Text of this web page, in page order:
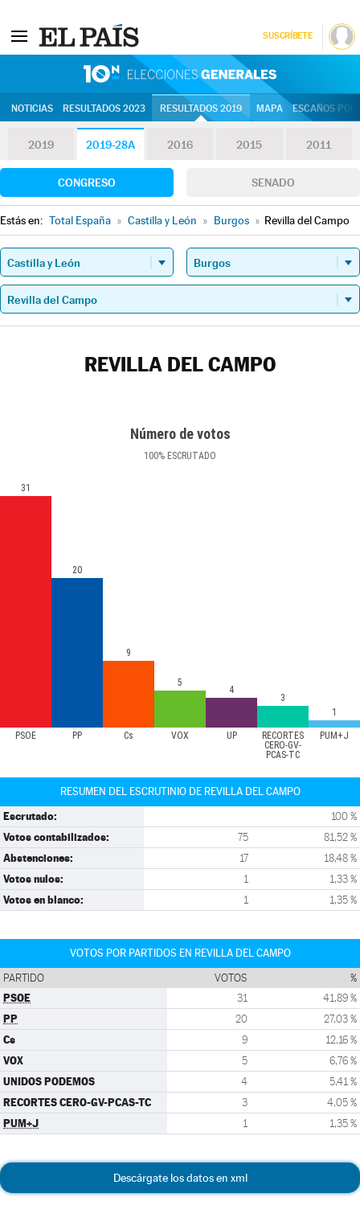
SUSCRÍBETE
NOTICIAS RESULTADOS 2023 RESULTADOS 2019 MAPA ESCAÑOS
2019 2019-28A 2016 2015 2011
CONGRESO SENADO
Estás en: Total España » Castilla y León » Burgos » Revilla del Campo
REVILLA DEL CAMPO
Número de votos
100% ESCRUTADO
PSOE PP Cs VOX UP
RECORTES
CERO-GV-
PCAS-TC
PUM+J
31
20
9
5
4
3
1
RESUMEN DEL ESCRUTINIO DE REVILLA DEL CAMPO
Escrutado: 100 %
Votos contabilizados: 75 81,52 %
Abstenciones: 17 18,48 %
Votos nulos: 1 1,33 %
Votos en blanco: 1 1,35 %
VOTOS POR PARTIDOS EN REVILLA DEL CAMPO
PARTIDO VOTOS %
PSOE 31 41,89 %
PP 20 27,03 %
Cs 9 12,16 %
VOX 5 6,76 %
UNIDOS PODEMOS 4 5,41 %
RECORTES CERO-GV-PCAS-TC 3 4,05 %
PUM+J 1 1,35 %
Descárgate los datos en xml